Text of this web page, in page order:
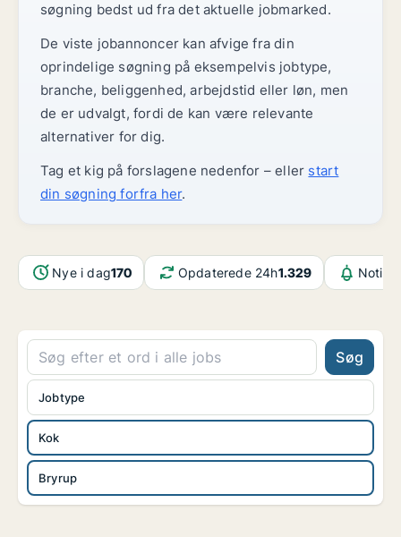
søgning bedst ud fra det aktuelle jobmarked.
De viste jobannoncer kan afvige fra din
oprindelige søgning på eksempelvis jobtype,
branche, beliggenhed, arbejdstid eller løn, men
de er udvalgt, fordi de kan være relevante
alternativer for dig.
Tag et kig på forslagene nedenfor – eller start
din søgning forfra her.
Nye i dag170 Opdaterede 24h1.329
Søg
Kok
Bryrup
Jobtype